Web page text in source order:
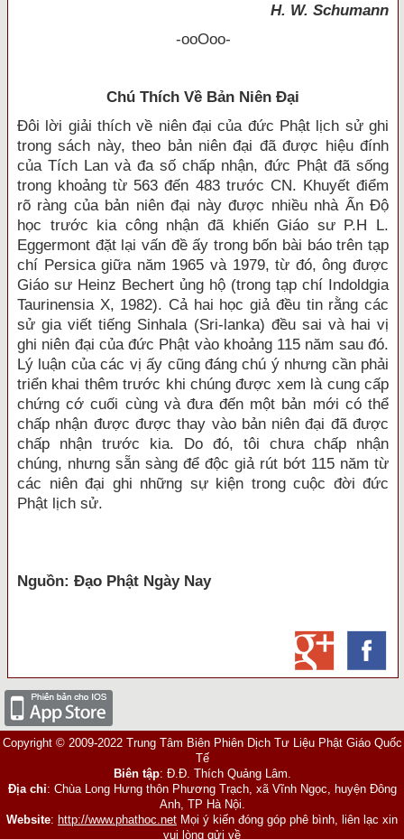
H. W. Schumann
-ooOoo-
Chú Thích Về Bản Niên Ðại
Ðôi lời giải thích về niên đại của đức Phật lịch sử ghi
trong sách này, theo bản niên đại đã được hiệu đính
của Tích Lan và đa số chấp nhận, đức Phật đã sống
trong khoảng từ 563 đến 483 trước CN. Khuyết điểm
rõ ràng của bản niên đại này được nhiều nhà Ấn Ðộ
học trước kia công nhận đã khiến Giáo sư P.H L.
Eggermont đặt lại vấn đề ấy trong bốn bài báo trên tạp
chí Persica giữa năm 1965 và 1979, từ đó, ông được
Giáo sư Heinz Bechert ủng hộ (trong tạp chí Indoldgia
Taurinensia X, 1982). Cả hai học giả đều tin rằng các
sử gia viết tiếng Sinhala (Sri-lanka) đều sai và hai vị
ghi niên đại của đức Phật vào khoảng 115 năm sau đó.
Lý luận của các vị ấy cũng đáng chú ý nhưng cần phải
triển khai thêm trước khi chúng được xem là cung cấp
chứng cớ cuối cùng và đưa đến một bản mới có thể
chấp nhận được được thay vào bản niên đại đã được
chấp nhận trước kia. Do đó, tôi chưa chấp nhận
chúng, nhưng sẵn sàng để độc giả rút bớt 115 năm từ
các niên đại ghi những sự kiện trong cuộc đời đức
Phật lịch sử.
Nguồn: Đạo Phật Ngày Nay
Copyright © 2009-2022 Trung Tâm Biên Phiên Dịch Tư Liệu Phật Giáo Quốc
Tế
Biên tập: Đ.Đ. Thích Quảng Lâm.
Địa chỉ: Chùa Long Hưng thôn Phương Trạch, xã Vĩnh Ngọc, huyện Đông
Anh, TP Hà Nội.
Website: http://www.phathoc.net Mọi ý kiến đóng góp phê bình, liên lạc xin
vui lòng gửi về